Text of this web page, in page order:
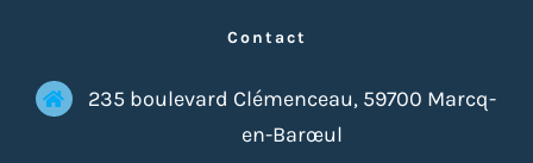
Contact
235 boulevard Clémenceau, 59700 Marcq-
en-Barœul